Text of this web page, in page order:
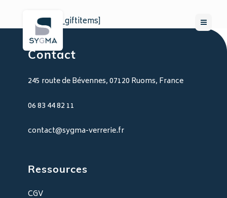
[wpgv_giftitems]
Contact
245 route de Bévennes, 07120 Ruoms, France
06 83 44 82 11
contact@sygma-verrerie.fr
Ressources
CGV